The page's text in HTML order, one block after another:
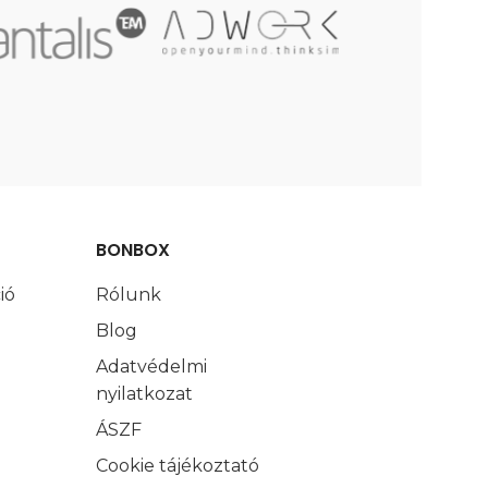
BONBOX
Rólunk
Blog
Adatvédelmi
nyilatkozat
ÁSZF
Cookie tájékoztató